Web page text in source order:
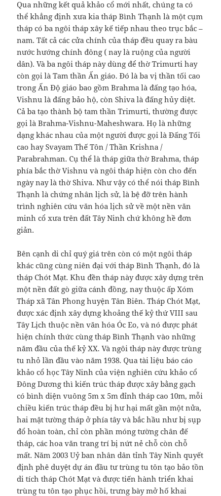
Qua những kết quả khảo cổ mới nhất, chúng ta có
thể khẳng định xưa kia tháp Bình Thạnh là một cụm
tháp có ba ngôi tháp xây kế tiếp nhau theo trục bắc –
nam. Tất cả các cửa chính của tháp đều quay ra bàu
nước hướng chính đông ( nay là ruộng của người
dân). Và ba ngôi tháp này dùng để thờ Trimurti hay
còn gọi là Tam thần Ấn giáo. Đó là ba vị thần tối cao
trong Ấn Độ giáo bao gồm Brahma là đấng tạo hóa,
Vishnu là đấng bảo hộ, còn Shiva là đấng hủy diệt.
Cả ba tạo thành bộ tam thần Trimurti, thường được
gọi là Brahma-Vishnu-Maheshwara. Họ là những
dạng khác nhau của một người được gọi là Đấng Tối
cao hay Svayam Thế Tôn / Thần Krishna /
Parabrahman. Cụ thể là tháp giữa thờ Brahma, tháp
phía bắc thờ Vishnu và ngôi tháp hiện còn cho đến
ngày nay là thờ Shiva. Như vậy có thể nói tháp Bình
Thạnh là chứng nhân lịch sử, là bệ đỡ trên hành
trình nghiên cứu văn hóa lịch sử về một nền văn
minh cổ xưa trên đất Tây Ninh chứ không hề đơn
giản.
Bên cạnh di chỉ quý giá trên còn có một ngôi tháp
khác cũng cùng niên đại với tháp Bình Thạnh, đó là
tháp Chót Mạt. Khu đền tháp này được xây dựng trên
một nền đất gò giữa cánh đồng, nay thuộc ấp Xóm
Tháp xã Tân Phong huyện Tân Biên. Tháp Chót Mạt,
được xác định xây dựng khoảng thế kỷ thứ VIII sau
Tây Lịch thuộc nền văn hóa Óc Eo, và nó được phát
hiện chính thức cùng tháp Bình Thạnh vào những
năm đầu của thế kỷ XX. Và ngôi tháp này được trùng
tu nhỏ lần đầu vào năm 1938. Qua tài liệu báo cáo
khảo cổ học Tây Ninh của viện nghiên cứu khảo cổ
Đông Dương thì kiến trúc tháp được xây bằng gạch
có bình diện vuông 5m x 5m đỉnh tháp cao 10m, mỗi
chiều kiến trúc tháp đều bị hư hại mất gần một nửa,
hai mặt tường tháp ở phía tây và bắc hầu như bị sụp
đổ hoàn toàn, chỉ còn phần móng tường chân đế
tháp, các hoa văn trang trí bị nứt nẻ chỗ còn chỗ
mất. Năm 2003 Uỷ ban nhân dân tỉnh Tây Ninh quyết
định phê duyệt dự án đầu tư trùng tu tôn tạo bảo tồn
di tích tháp Chót Mạt và được tiến hành triển khai
trùng tu tôn tạo phục hồi, trưng bày mở hố khai